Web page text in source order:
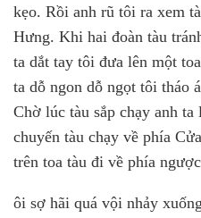
kẹo. Rồi anh rũ tôi ra xem
Hưng. Khi hai đoàn tàu
ta dắt tay tôi đưa lên một
ta dỗ ngon dỗ ngọt tôi tháo
Chờ lúc tàu sắp chạy anh
chuyến tàu chạy về phía
trên toa tàu đi về phía
ôi sợ hãi quá vội nhảy